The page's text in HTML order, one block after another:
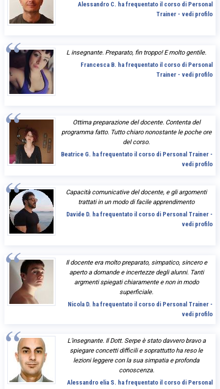
Alessandro C. ha frequentato il corso di Personal
Trainer - vedi profilo
L insegnante. Preparato, fin troppo! E molto gentile.
Francesca B. ha frequentato il corso di Personal
Trainer - vedi profilo
Ottima preparazione del docente. Contenta del
programma fatto. Tutto chiaro nonostante le poche ore
del corso.
Beatrice G. ha frequentato il corso di Personal Trainer -
vedi profilo
Capacità comunicative del docente, e gli argomenti
trattati in un modo di facile apprendimento
Davide D. ha frequentato il corso di Personal Trainer -
vedi profilo
Il docente era molto preparato, simpatico, sincero e
aperto a domande e incertezze degli alunni. Tanti
argmenti spiegati chiaramente e non in modo
superficiale.
Nicola D. ha frequentato il corso di Personal Trainer -
vedi profilo
L'insegnante. Il Dott. Serpe è stato davvero bravo a
spiegare concetti difficili e soprattutto ha reso le
lezioni leggere con la sua simpatia e profonda
conoscenza.
Alessandro elia S. ha frequentato il corso di Personal